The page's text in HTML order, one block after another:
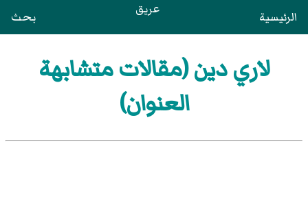
الرئيسية عريق بحث
لاري دين (مقالات متشابهة
العنوان)